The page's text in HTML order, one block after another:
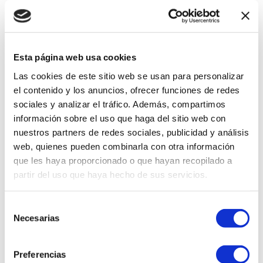
Esta página web usa cookies
Las cookies de este sitio web se usan para personalizar
el contenido y los anuncios, ofrecer funciones de redes
sociales y analizar el tráfico. Además, compartimos
información sobre el uso que haga del sitio web con
nuestros partners de redes sociales, publicidad y análisis
web, quienes pueden combinarla con otra información
que les haya proporcionado o que hayan recopilado a
partir del uso que haya hecho de sus servicios.
Necesarias
Preferencias
sartenes no funcionan en ciertas fuentes de
calor, pero Steel Cooker te acompaña en
cualquier transición.
Otras sartenes pueden ser funcionales, pero
pocas logran combinar rendimiento con un
diseño tan elegante y sofisticado como este.
¡Hazla parte de tu cocina hoy mismo! Cocina
con estilo y confianza con la sartén Steel
Cooker de 20 cm, y convierte cada receta en
una obra maestra.